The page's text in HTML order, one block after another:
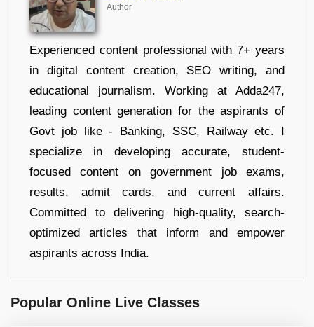
Author
Experienced content professional with 7+ years
in digital content creation, SEO writing, and
educational journalism. Working at Adda247,
leading content generation for the aspirants of
Govt job like - Banking, SSC, Railway etc. I
specialize in developing accurate, student-
focused content on government job exams,
results, admit cards, and current affairs.
Committed to delivering high-quality, search-
optimized articles that inform and empower
aspirants across India.
Popular Online Live Classes